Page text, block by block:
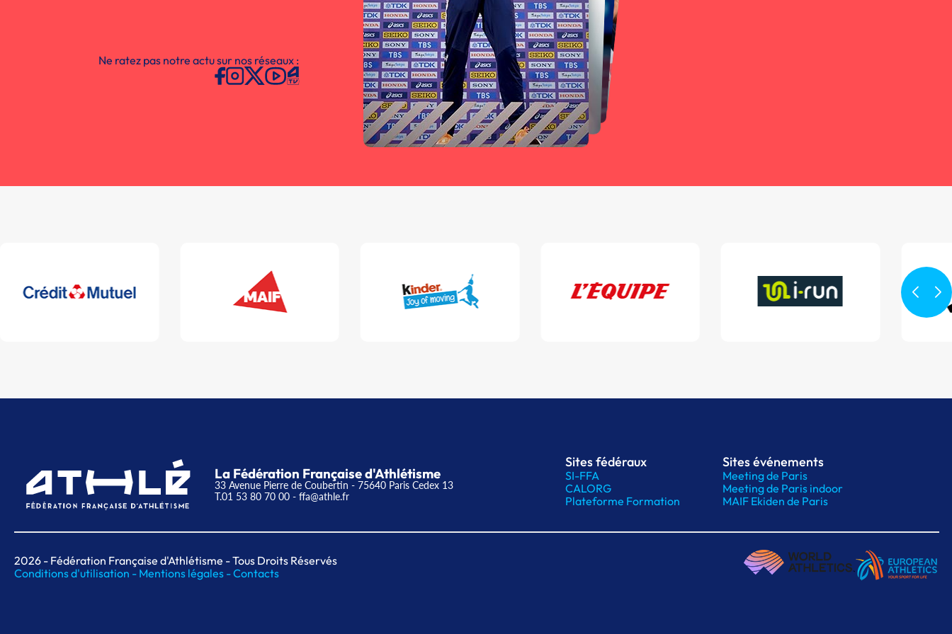
Ne ratez pas notre actu sur nos réseaux :
La Fédération Française d'Athlétisme
33 Avenue Pierre de Coubertin - 75640 Paris Cedex 13
T.01 53 80 70 00 - ffa@athle.fr
Sites fédéraux
SI-FFA
CALORG
Plateforme Formation
Sites événements
Meeting de Paris
Meeting de Paris indoor
MAIF Ekiden de Paris
2026 - Fédération Française d'Athlétisme - Tous Droits Réservés
Conditions d'utilisation - Mentions légales -Contacts